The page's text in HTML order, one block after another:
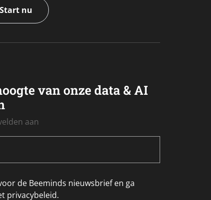
Start nu
van onze data & AI
aan
de Beeminds nieuwsbrief en ga
privacybeleid.